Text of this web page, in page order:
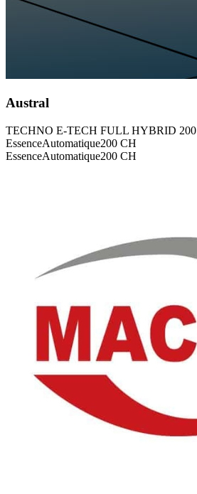
Austral
TECHNO E-TECH FULL HYBRID 200
EssenceAutomatique200 CH
EssenceAutomatique200 CH